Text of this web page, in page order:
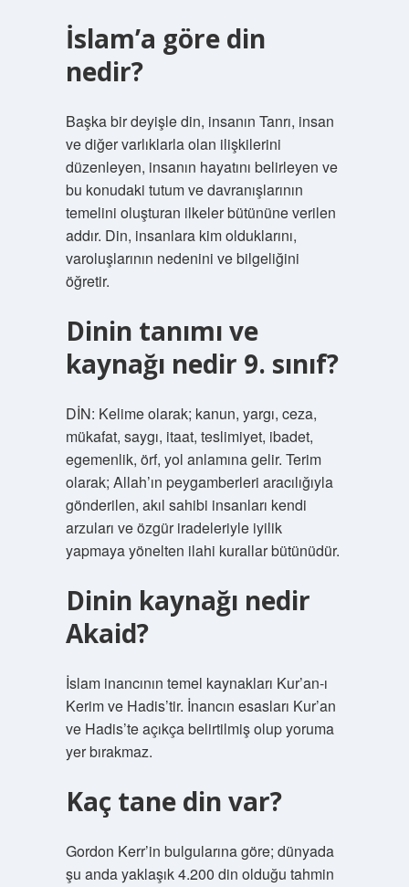
İslam’a göre din
nedir?
Başka bir deyişle din, insanın Tanrı, insan
ve diğer varlıklarla olan ilişkilerini
düzenleyen, insanın hayatını belirleyen ve
bu konudaki tutum ve davranışlarının
temelini oluşturan ilkeler bütününe verilen
addır. Din, insanlara kim olduklarını,
varoluşlarının nedenini ve bilgeliğini
öğretir.
Dinin tanımı ve
kaynağı nedir 9. sınıf?
DİN: Kelime olarak; kanun, yargı, ceza,
mükafat, saygı, itaat, teslimiyet, ibadet,
egemenlik, örf, yol anlamına gelir. Terim
olarak; Allah’ın peygamberleri aracılığıyla
gönderilen, akıl sahibi insanları kendi
arzuları ve özgür iradeleriyle iyilik
yapmaya yönelten ilahi kurallar bütünüdür.
Dinin kaynağı nedir
Akaid?
İslam inancının temel kaynakları Kur’an-ı
Kerim ve Hadis’tir. İnancın esasları Kur’an
ve Hadis’te açıkça belirtilmiş olup yoruma
yer bırakmaz.
Kaç tane din var?
Gordon Kerr’in bulgularına göre; dünyada
şu anda yaklaşık 4.200 din olduğu tahmin